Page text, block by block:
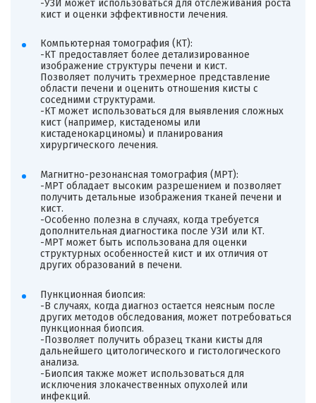
-УЗИ может использоваться для отслеживания роста
кист и оценки эффективности лечения.
Компьютерная томография (КТ):
-КТ предоставляет более детализированное
изображение структуры печени и кист.
Позволяет получить трехмерное представление
области печени и оценить отношения кисты с
соседними структурами.
-КТ может использоваться для выявления сложных
кист (например, кистаденомы или
кистаденокарциномы) и планирования
хирургического лечения.
Магнитно-резонансная томография (МРТ):
-МРТ обладает высоким разрешением и позволяет
получить детальные изображения тканей печени и
кист.
-Особенно полезна в случаях, когда требуется
дополнительная диагностика после УЗИ или КТ.
-МРТ может быть использована для оценки
структурных особенностей кист и их отличия от
других образований в печени.
Пункционная биопсия:
-В случаях, когда диагноз остается неясным после
других методов обследования, может потребоваться
пункционная биопсия.
-Позволяет получить образец ткани кисты для
дальнейшего цитологического и гистологического
анализа.
-Биопсия также может использоваться для
исключения злокачественных опухолей или
инфекций.